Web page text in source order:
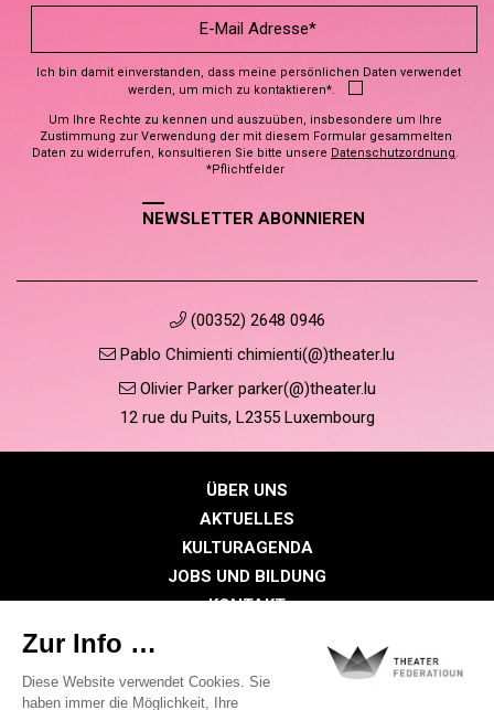
Ich bin damit einverstanden, dass meine persönlichen Daten verwendet
werden, um mich zu kontaktieren*.
Um Ihre Rechte zu kennen und auszuüben, insbesondere um Ihre
Zustimmung zur Verwendung der mit diesem Formular gesammelten
Daten zu widerrufen, konsultieren Sie bitte unsere Datenschutzordnung.
*Pflichtfelder
NEWSLETTER ABONNIEREN
(00352) 2648 0946
Pablo Chimienti chimienti(@)theater.lu
Olivier Parker parker(@)theater.lu
12 rue du Puits, L2355 Luxembourg
ÜBER UNS
AKTUELLES
KULTURAGENDA
JOBS UND BILDUNG
KONTAKT
MITGLIEDERBEREICH